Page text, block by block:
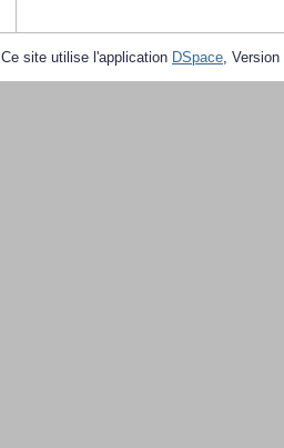
Ce site utilise l'application DSpace,